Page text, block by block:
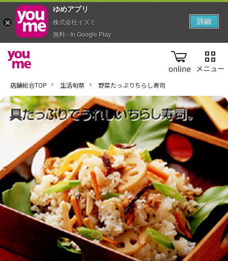
online
店舗総合TOP 生活旬祭 野菜たっぷりちらし寿司
ゆめアプ‪リ‬
株式会社イズミ
無料 - In Google Play
詳細